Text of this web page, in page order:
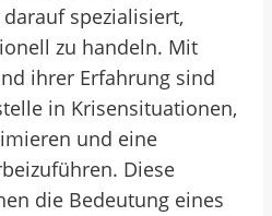
spezialisiert,
zu handeln. Mit
ihrer Erfahrung sind
in Krisensituationen,
und eine
Diese
die Bedeutung eines